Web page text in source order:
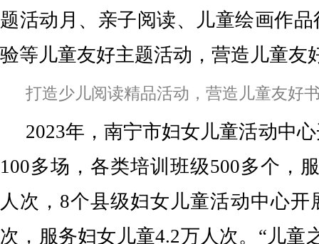
题活动月、亲子阅读、儿童绘画作
验等儿童友好主题活动，营造儿童友
打造少儿阅读精品活动，营造儿童友好
2023年，南宁市妇女儿童活动中
100多场，各类培训班级500多个，
人次，8个县级妇女儿童活动中心开
次，服务妇女儿童4.2万人次。“儿童